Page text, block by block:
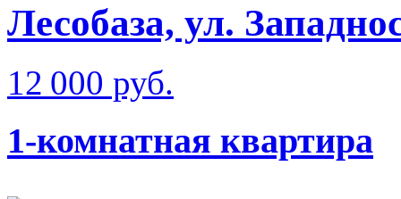
Лесобаза, ул.
12 000 руб.
1-комнатная квартира